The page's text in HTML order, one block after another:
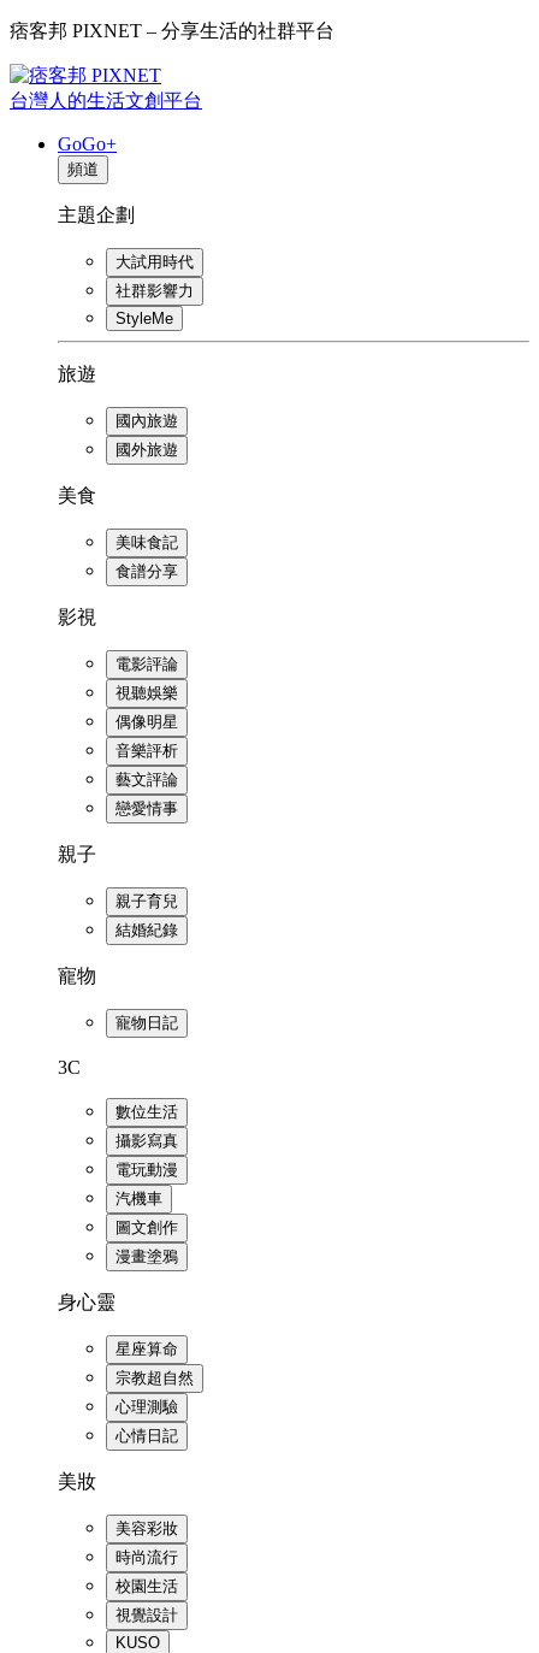
痞客邦 PIXNET – 分享生活的社群平台
台灣人的生活文創平台
GoGo+
頻道
主題企劃
大試用時代
社群影響力
StyleMe
旅遊
國內旅遊
國外旅遊
美食
美味食記
食譜分享
影視
電影評論
視聽娛樂
偶像明星
音樂評析
藝文評論
戀愛情事
親子
親子育兒
結婚紀錄
寵物
寵物日記
3C
數位生活
攝影寫真
電玩動漫
汽機車
圖文創作
漫畫塗鴉
身心靈
星座算命
宗教超自然
心理測驗
心情日記
美妝
美容彩妝
時尚流行
校園生活
視覺設計
KUSO